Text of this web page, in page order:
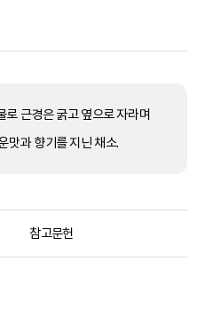
근경은 굵고 옆으로 자라며
맛과 향기를 지닌 채소.
참고문헌